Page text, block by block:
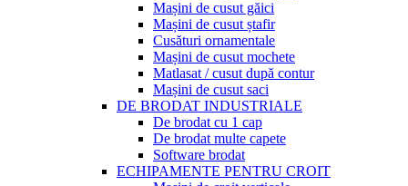
Mașini de cusut găici
Mașini de cusut ștafir
Cusături ornamentale
Mașini de cusut mochete
Matlasat / cusut după contur
Mașini de cusut saci
DE BRODAT INDUSTRIALE
De brodat cu 1 cap
De brodat multe capete
Software brodat
ECHIPAMENTE PENTRU CROIT